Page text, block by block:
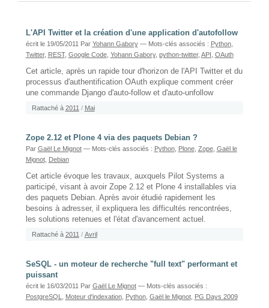
L'API Twitter et la création d'une application d'autofollow
écrit le 19/05/2011 Par Yohann Gabory — Mots-clés associés : Python,
Twitter, REST, Google Code, Yohann Gabory, python-twitter, API OAuth
Cet article, après un rapide tour d'horizon de l'API Twitter et du
processus d'authentification OAuth explique comment créer
une commande Django d'auto-follow et d'auto-unfollow
Rattaché à 2011 / Mai
Zope 2.12 et Plone 4 via des paquets Debian ?
Par Gaël Le Mignot — Mots-clés associés : Python, Plone, Zope, Gaël le
Mignot, Debian
Cet article évoque les travaux, auxquels Pilot Systems a
participé, visant à avoir Zope 2.12 et Plone 4 installables via
des paquets Debian. Après avoir étudié rapidement les
besoins à adresser, il expliquera les difficultés rencontrées,
les solutions retenues et l'état d'avancement actuel.
Rattaché à 2011 / Avril
SeSQL - un moteur de recherche "full text" performant et
puissant
écrit le 16/03/2011 Par Gaël Le Mignot — Mots-clés associés :
PostgreSQL
Moteur d'indexation, Python, Gaël le Mignot, PG Days 2009